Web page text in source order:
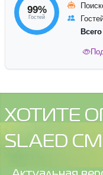
99%
Гостей
Всего
ХОТИТЕ
SLAED